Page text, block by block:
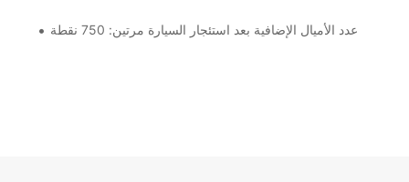
عدد الأميال الإضافية بعد استئجار السيارة مرتين: 750 نقطة